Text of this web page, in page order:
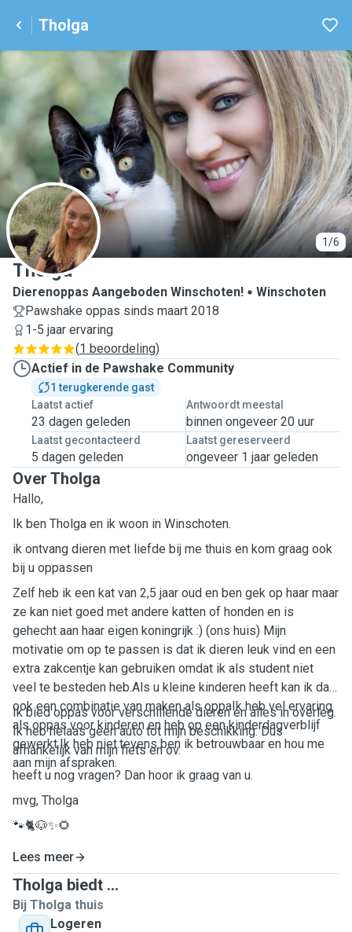
Tholga
1/6
T
Tholga
Dierenoppas Aangeboden Winschoten!
Winschoten
Pawshake oppas sinds maart 2018
1-5 jaar ervaring
(1 beoordeling)
Actief in de Pawshake Community
1 terugkerende gast
Laatst actief
23 dagen geleden
Antwoordt meestal
binnen ongeveer 20 uur
Laatst gecontacteerd
5 dagen geleden
Laatst gereserveerd
ongeveer 1 jaar geleden
Over Tholga
Hallo,
Ik ben Tholga en ik woon in Winschoten.
ik ontvang dieren met liefde bij me thuis en kom graag ook
bij u oppassen
Zelf heb ik een kat van 2,5 jaar oud en ben gek op haar maar
ze kan niet goed met andere katten of honden en is
gehecht aan haar eigen koningrijk :) (ons huis) Mijn
motivatie om op te passen is dat ik dieren leuk vind en een
extra zakcentje kan gebruiken omdat ik als student niet
veel te besteden heb.Als u kleine kinderen heeft kan ik daar
ook een combinatie van maken als oppaIk heb vel ervaring
als oppas voor kinderen en heb op een kinderdagverblijf
gewerkt.Ik heb niet.tevens ben ik betrouwbaar en hou me
aan mijn afspraken.
Ik bied oppas voor verschillende dieren en alles in overleg.
Ik heb helaas geen auto tot mijn beschikking. Dus
afhankelijk van mijn fiets en ov.
heeft u nog vragen? Dan hoor ik graag van u.
mvg, Tholga
🐾🐈🐶✨🌻
Lees meer
Tholga biedt ...
Bij Tholga thuis
Logeren